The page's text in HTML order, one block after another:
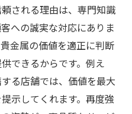
される理由は、専門知識
への誠実な対応にありま
金属の価値を適正に判断
できるからです。例え
る店舗では、価値を最大
示してくれます。再度強